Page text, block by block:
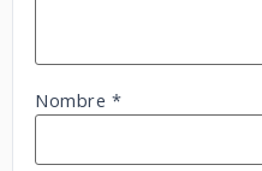
Nombre*